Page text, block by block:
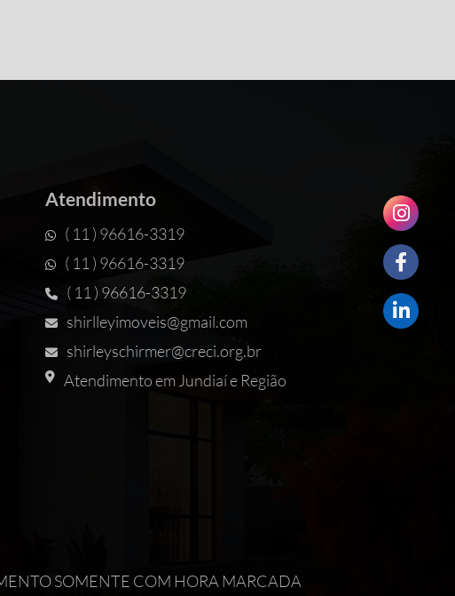
Atendimento
( 11 ) 96616-3319
( 11 ) 96616-3319
( 11 ) 96616-3319
shirlleyimoveis@gmail.com
shirleyschirmer@creci.org.br
Atendimento em Jundiaí e Região
SOMENTE COM HORA MARCADA